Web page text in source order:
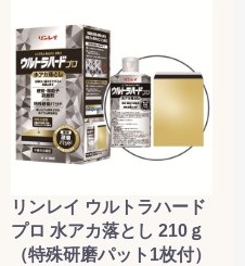
リンレイ ウルトラハード
プロ 水アカ落とし 210ｇ
（特殊研磨パット1枚付）